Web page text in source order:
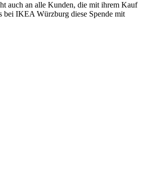
auch an alle Kunden, die mit ihrem Kauf
bei IKEA Würzburg diese Spende mit